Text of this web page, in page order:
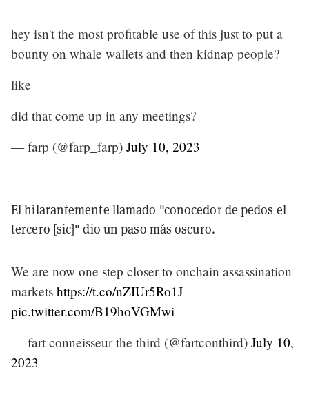
hey isn't the most profitable use of this just to put a
bounty on whale wallets and then kidnap people?
like
did that come up in any meetings?
— farp (@farp_farp) July 10, 2023
El hilarantemente llamado "conocedor de pedos el
tercero [sic]" dio un paso más oscuro.
We are now one step closer to onchain assassination
markets https://t.co/nZIUr5Ro1J
pic.twitter.com/B19hoVGMwi
— fart conneisseur the third (@fartconthird) July 10,
2023